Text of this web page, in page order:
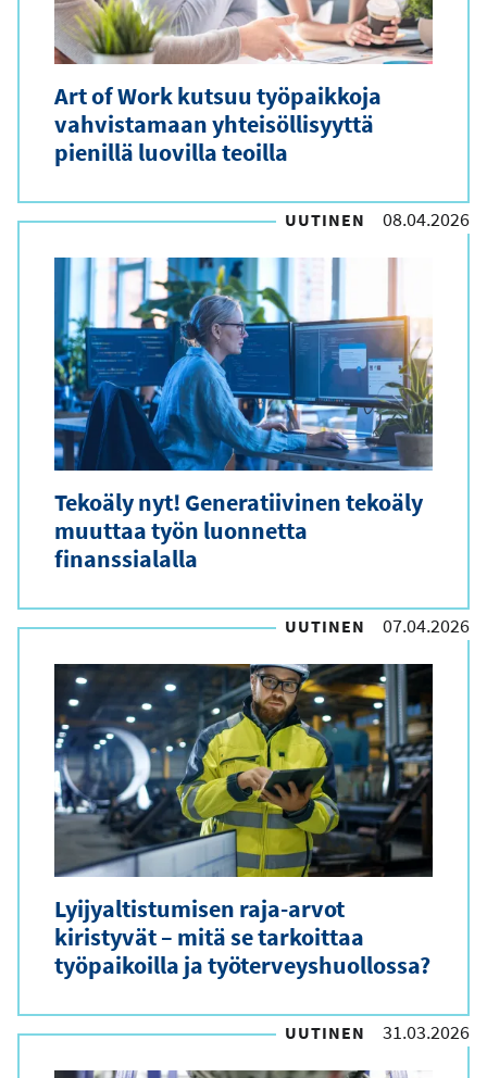
Art of Work kutsuu työpaikkoja
vahvistamaan yhteisöllisyyttä
pienillä luovilla teoilla
UUTINEN 08.04.2026
Tekoäly nyt! Generatiivinen tekoäly
muuttaa työn luonnetta
finanssialalla
UUTINEN 07.04.2026
Lyijyaltistumisen raja-arvot
kiristyvät – mitä se tarkoittaa
työpaikoilla ja työterveyshuollossa?
UUTINEN 31.03.2026